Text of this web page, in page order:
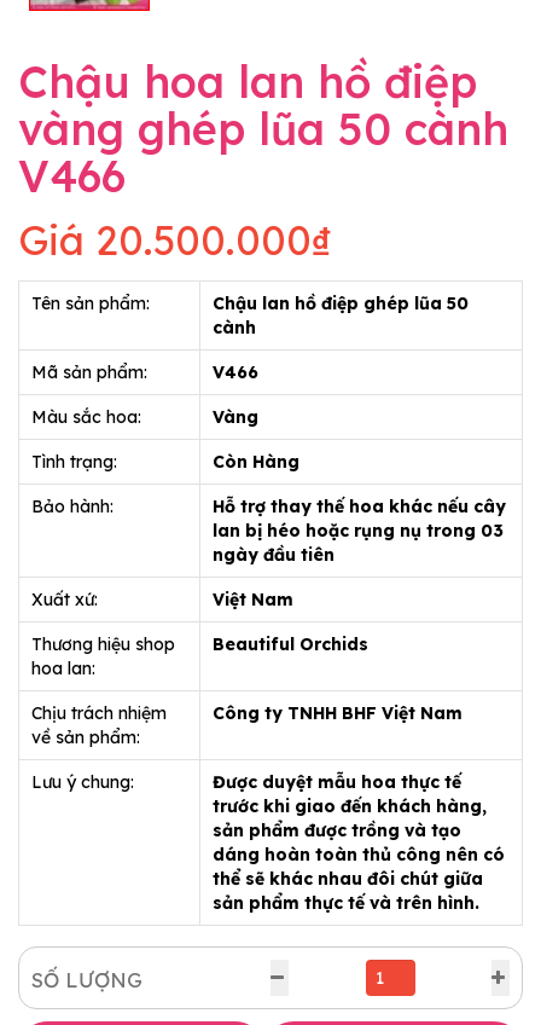
Chậu hoa lan hồ điệp
vàng ghép lũa 50 cành
V466
Giá 20.500.000₫
Tên sản phẩm:
Chậu lan hồ điệp ghép lũa 50
cành
Mã sản phẩm: V466
Màu sắc hoa: Vàng
Tình trạng: Còn Hàng
Bảo hành:
Hỗ trợ thay thế hoa khác nếu cây
lan bị héo hoặc rụng nụ trong 03
ngày đầu tiên
Xuất xứ: Việt Nam
Thương hiệu shop
hoa lan:
Beautiful Orchids
Chịu trách nhiệm
về sản phẩm:
Công ty TNHH BHF Việt Nam
Lưu ý chung:
Được duyệt mẫu hoa thực tế
trước khi giao đến khách hàng,
sản phẩm được trồng và tạo
dáng hoàn toàn thủ công nên có
thể sẽ khác nhau đôi chút giữa
sản phẩm thực tế và trên hình.
SỐ LƯỢNG